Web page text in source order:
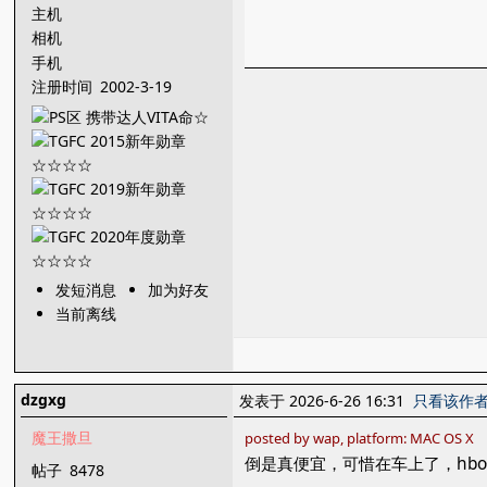
主机
相机
手机
注册时间 2002-3-19
发短消息
加为好友
当前离线
dzgxg
魔王撒旦
帖子 8478
发表于 2026-6-26 16:31 只看该作
posted by wap, platform: MAC OS X
倒是真便宜，可惜在车上了，